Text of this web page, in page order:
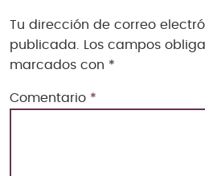
Tu dirección de correo
publicada. Los campos
marcados con *
Comentario *